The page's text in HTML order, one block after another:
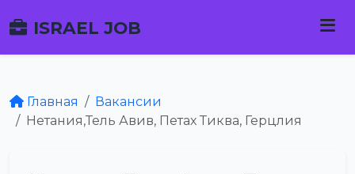
ISRAEL JOB
Главная
Вакансии
Нетания,Тель Авив, Петах Тиква, Герцлия